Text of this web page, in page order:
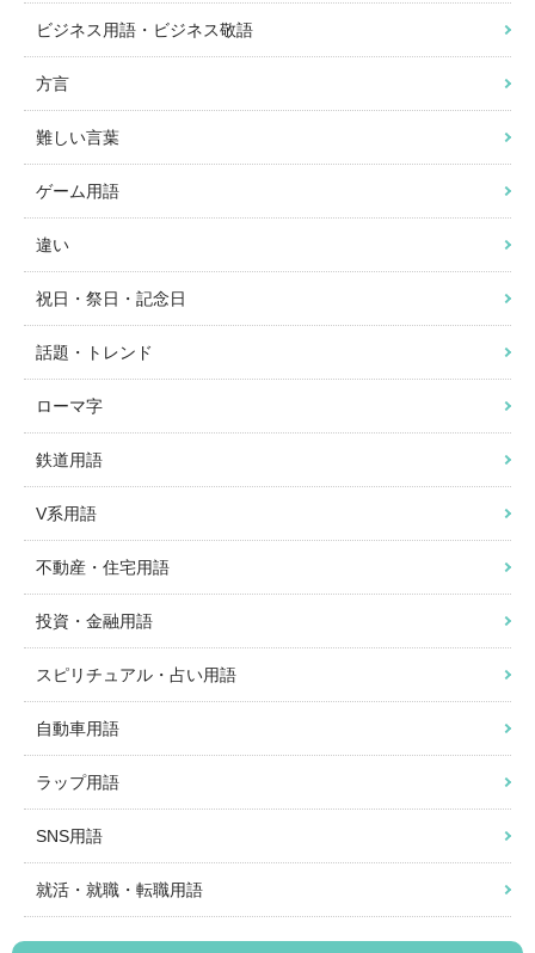
ビジネス用語・ビジネス敬語
方言
難しい言葉
ゲーム用語
違い
祝日・祭日・記念日
話題・トレンド
ローマ字
鉄道用語
V系用語
不動産・住宅用語
投資・金融用語
スピリチュアル・占い用語
自動車用語
ラップ用語
SNS用語
就活・就職・転職用語